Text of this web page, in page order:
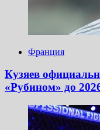
Франция
Кузяев
«Рубином» до